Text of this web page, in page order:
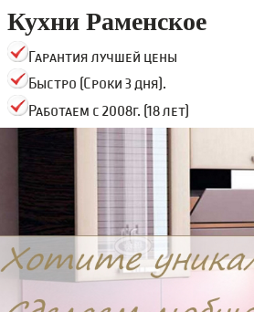
Кухни Раменское
Гарантия лучшей цены
Быстро (Сроки 3 дня).
Работаем с 2008г. (18 лет)